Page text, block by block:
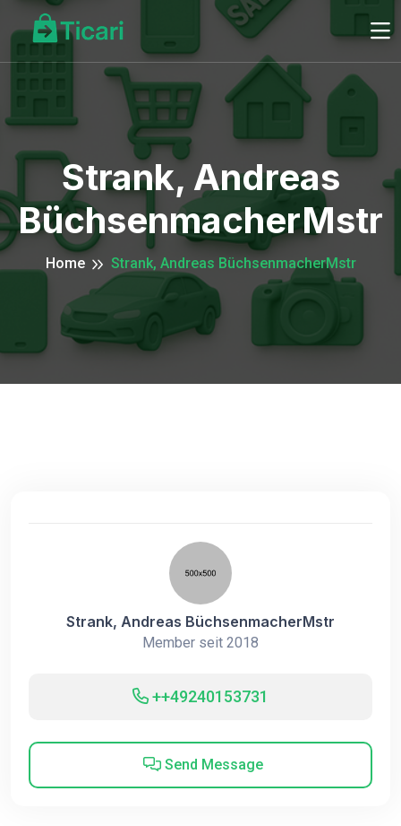
Strank, Andreas
BüchsenmacherMstr
Home Strank, Andreas BüchsenmacherMstr
Strank, Andreas BüchsenmacherMstr
Member seit 2018
++49240153731
Send Message